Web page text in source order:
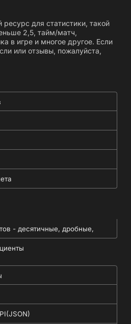
для статистики, такой
2,5, тайм/матч,
в игре и многое другое. Если
или отзывы, пожалуйста,
- десятичные, дробные,